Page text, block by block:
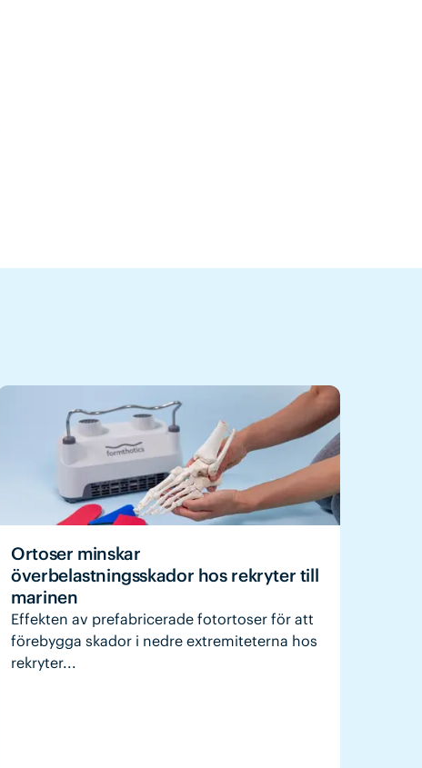
Ortoser minskar
överbelastningsskador hos rekryter till
marinen
Effekten av prefabricerade fotortoser för att
förebygga skador i nedre extremiteterna hos
rekryter...